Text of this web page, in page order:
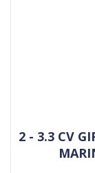
2 - 3.3 CV